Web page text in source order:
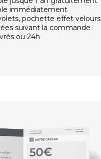
immédiatement
pochette effet velours
suivant la commande
ou 24h